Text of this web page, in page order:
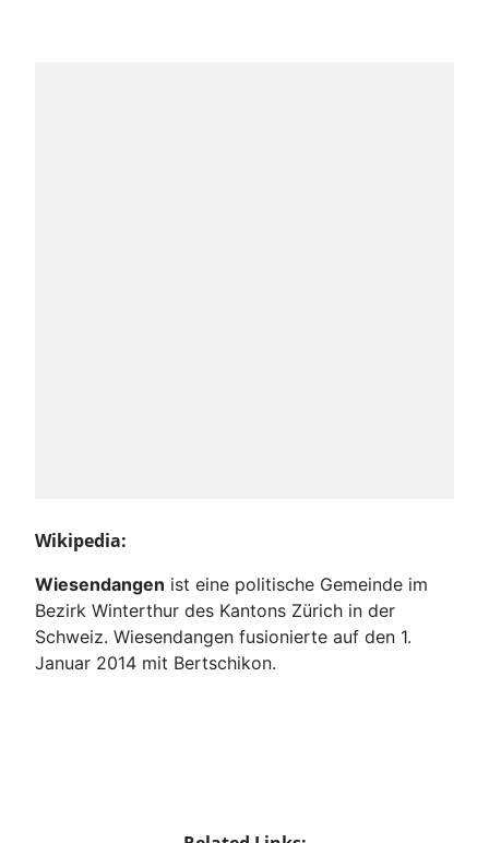
Wikipedia:
Wiesendangen ist eine politische Gemeinde im
Bezirk Winterthur des Kantons Zürich in der
Schweiz. Wiesendangen fusionierte auf den 1.
Januar 2014 mit Bertschikon.